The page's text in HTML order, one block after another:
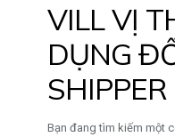
VILL VỊ
DỤNG
SHIPPER
Bạn đang tìm kiếm một